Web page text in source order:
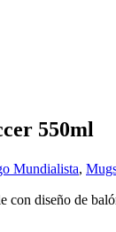
550ml
Mundialista,
con diseño de